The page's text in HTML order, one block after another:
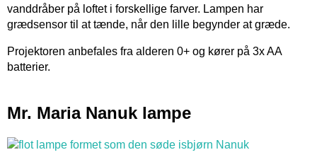
vanddråber på loftet i forskellige farver. Lampen har
grædsensor til at tænde, når den lille begynder at græde.
Projektoren anbefales fra alderen 0+ og kører på 3x AA
batterier.
Mr. Maria Nanuk lampe